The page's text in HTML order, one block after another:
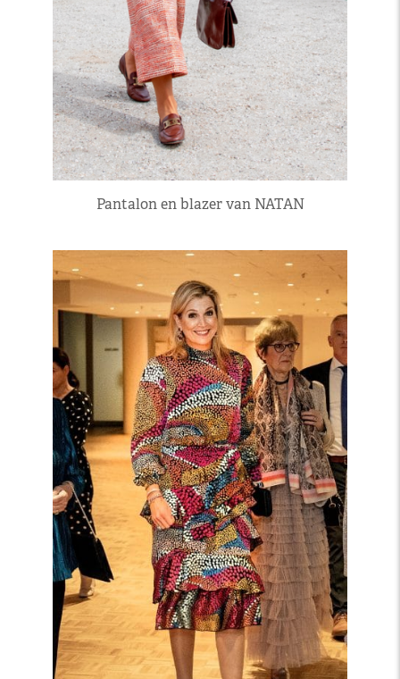
Pantalon en blazer van NATAN